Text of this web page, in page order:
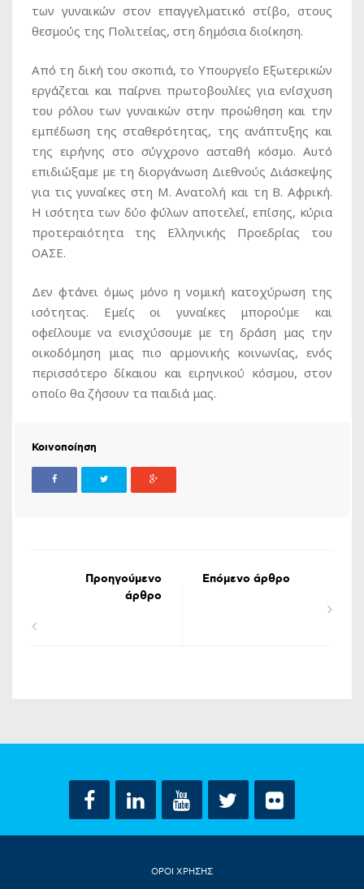
των γυναικών στον επαγγελματικό στίβο, στους
θεσμούς της Πολιτείας, στη δημόσια διοίκηση.
Από τη δική του σκοπιά, το Υπουργείο Εξωτερικών
εργάζεται και παίρνει πρωτοβουλίες για ενίσχυση
του ρόλου των γυναικών στην προώθηση και την
εμπέδωση της σταθερότητας, της ανάπτυξης και
της ειρήνης στο σύγχρονο ασταθή κόσμο. Αυτό
επιδιώξαμε με τη διοργάνωση Διεθνούς Διάσκεψης
για τις γυναίκες στη Μ. Ανατολή και τη Β. Αφρική.
Η ισότητα των δύο φύλων αποτελεί, επίσης, κύρια
προτεραιότητα της Ελληνικής Προεδρίας του
ΟΑΣΕ.
Δεν φτάνει όμως μόνο η νομική κατοχύρωση της
ισότητας. Εμείς οι γυναίκες μπορούμε και
οφείλουμε να ενισχύσουμε με τη δράση μας την
οικοδόμηση μιας πιο αρμονικής κοινωνίας, ενός
περισσότερο δίκαιου και ειρηνικού κόσμου, στον
οποίο θα ζήσουν τα παιδιά μας.
Κοινοποίηση
Προηγούμενο
άρθρο
Επόμενο άρθρο
ΟΡΟΙ ΧΡΗΣΗΣ